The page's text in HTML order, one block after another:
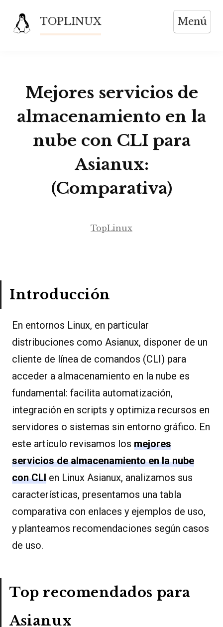
contenido
TOPLINUX Menú
Mejores servicios de
almacenamiento en la
nube con CLI para
Asianux:
(Comparativa)
TopLinux
Introducción
En entornos Linux, en particular
distribuciones como Asianux, disponer de un
cliente de línea de comandos (CLI) para
acceder a almacenamiento en la nube es
fundamental: facilita automatización,
integración en scripts y optimiza recursos en
servidores o sistemas sin entorno gráfico. En
este artículo revisamos los mejores
servicios de almacenamiento en la nube
con CLI en Linux Asianux, analizamos sus
características, presentamos una tabla
comparativa con enlaces y ejemplos de uso,
y planteamos recomendaciones según casos
de uso.
Top recomendados para
Asianux